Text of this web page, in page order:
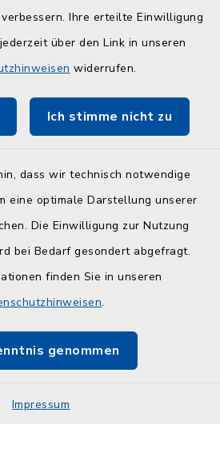
Ihre erteilte Einwilligung
über den Link in unseren
widerrufen.
Ich stimme nicht zu
dass wir technisch notwendige
eine optimale Darstellung unserer
Die Einwilligung zur Nutzung
bei Bedarf gesondert abgefragt.
finden Sie in unseren
.
genommen
Impressum
Impressum
Sitemap